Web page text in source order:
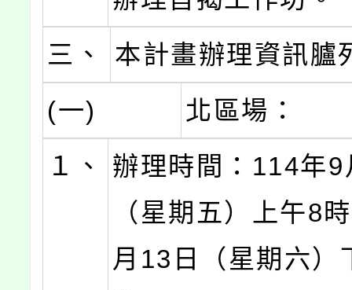
三、
本計畫辦理資訊臚
(一)
北區場：
１、
辦理時間：114年
（星期五）上午8
月13日（星期六）